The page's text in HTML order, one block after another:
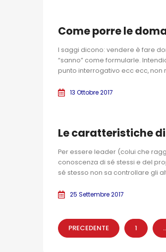
Come porre le
I saggi dicono: vendere è fare
“sanno” come formularle.
punto interrogativo ecc ecc, non
13 Ottobre 2017
Le caratteristiche
Per essere leader (colui che
conoscenza di sé stessi e del
sé stesso non sa controllare gli
25 Settembre 2017
PRECEDENTE 1